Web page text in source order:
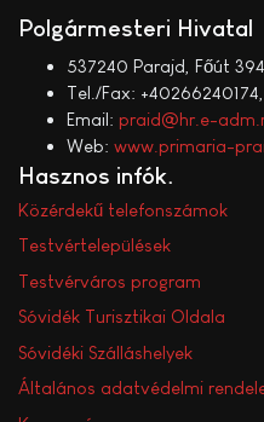
Polgármesteri Hivatal
537240 Parajd, Főút
Tel./Fax:
Email: praid@hr.e-
Web: www.primaria-
Hasznos infók
Közérdekű telefonszámok
Testvértelepülések
Testvérváros program
Sóvidék Turisztikai Oldala
Sóvidéki Szálláshelyek
Általános adatvédelmi